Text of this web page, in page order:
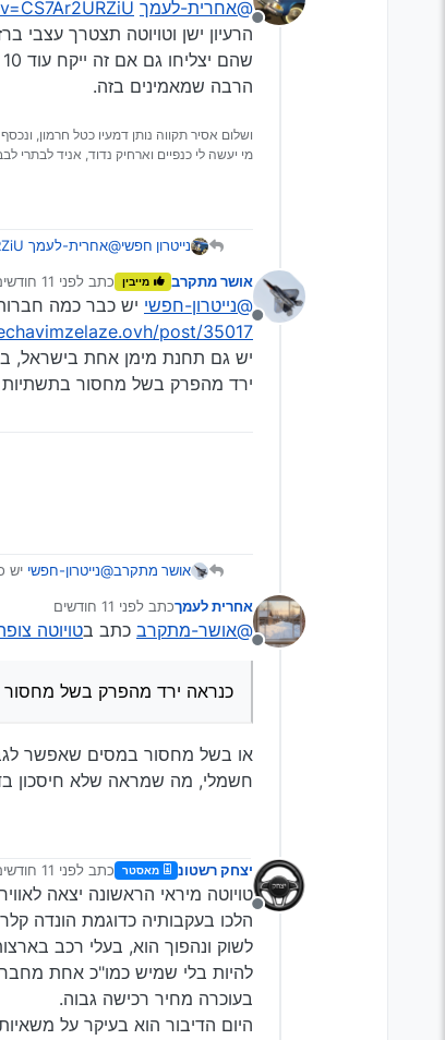
מנותק
@אחרית-לעמך
הרעיון ישן וטויוטה תצטרך
הרבה שמאמינים בזה.
ושלום אסיר תקווה נותן דמעיו כטל חרמון,
מי יעשה לי כנפיים וארחיק נדוד, אניד לבתרי
נייטרון חפשי@אחרית-לעמך
בזה.
מנותק
אושר מתקרב מייבין כתב לפני 11 חודשים
נערך לאחרונה
@נייטרון-חפשי יש כבר כמה
post/35017
יש גם תחנת מימן אחת בישראל,
ירד מהפרק בשל מחסור בתשתיות
אושר מתקרב@נייטרון-חפשי יש
יש גם תחנת מימן
מהפרק בשל
מנותק
אחרית לעמךכתב לפני 11 חודשים
נערך לאחרונה על ידי
@אושר-מתקרב כתב בטויוטה
כנראה ירד מהפרק בשל
חשמלי, מה שמראה שלא חיסכון
מנותק
יצחק רשטונ מאסטר כתב לפני 11 חודשים
נערך לאחרונה על
הלכו בעקבותיה כדוגמת הונדה
לשוק ונהפוך הוא, בעלי רכב
להיות בלי שמיש כמו"כ אחת
בעוכרה מחיר רכישה גבוה.
היום הדיבור הוא בעיקר על